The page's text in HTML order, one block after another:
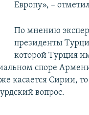
Европу», –
По мнению
президенты
которой Турция
споре
касается Сирии,
вопрос.